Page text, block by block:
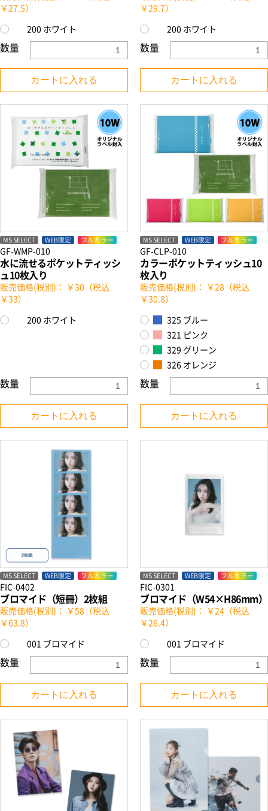
￥27.5）
200 ホワイト
数量
カートに入れる
￥29.7）
200 ホワイト
数量
カートに入れる
MS SELECT WEB限定 フルカラー
GF-WMP-010
水に流せるポケットティッシ
ュ10枚入り
販売価格(税別)： ￥30（税込
￥33）
200 ホワイト
数量
カートに入れる
MS SELECT WEB限定 フルカラー
GF-CLP-010
カラーポケットティッシュ10
枚入り
販売価格(税別)： ￥28（税込
￥30.8）
325 ブルー
321 ピンク
329 グリーン
326 オレンジ
数量
カートに入れる
MS SELECT WEB限定 フルカラー
FIC-0402
ブロマイド（短冊）2枚組
販売価格(税別)： ￥58（税込
￥63.8）
001 ブロマイド
数量
カートに入れる
MS SELECT WEB限定 フルカラー
FIC-0301
ブロマイド（W54×H86mm）
販売価格(税別)： ￥24（税込
￥26.4）
001 ブロマイド
数量
カートに入れる
お買い物を続ける カートへ進む